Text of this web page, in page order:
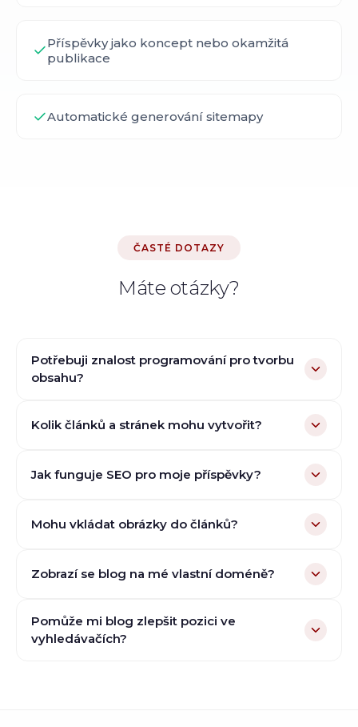
Příspěvky jako koncept nebo okamžitá
publikace
Automatické generování sitemapy
ČASTÉ DOTAZY
Máte otázky?
Potřebuji znalost programování pro tvorbu
obsahu?
Kolik článků a stránek mohu vytvořit?
Jak funguje SEO pro moje příspěvky?
Mohu vkládat obrázky do článků?
Zobrazí se blog na mé vlastní doméně?
Pomůže mi blog zlepšit pozici ve
vyhledávačích?